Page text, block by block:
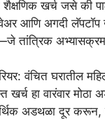
खर्च जसे की
आणि अगदी लॅपटॉप
तांत्रिक
वंचित घरातील
खर्च हा वारंवार
अडथळा दूर करून,